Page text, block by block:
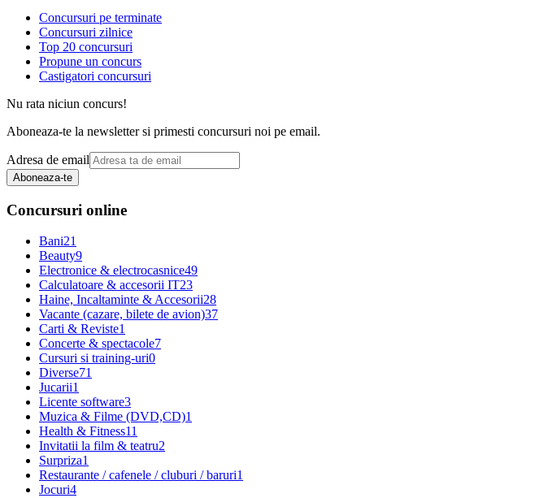
Concursuri pe terminate
Concursuri zilnice
Top 20 concursuri
Propune un concurs
Castigatori concursuri
Nu rata niciun concurs!
Aboneaza-te la newsletter si primesti concursuri noi pe email.
Adresa de email
Aboneaza-te
Concursuri online
Bani21
Beauty9
Electronice & electrocasnice49
Calculatoare & accesorii IT23
Haine, Incaltaminte & Accesorii28
Vacante (cazare, bilete de avion)37
Carti & Reviste1
Concerte & spectacole7
Cursuri si training-uri0
Diverse71
Jucarii1
Licente software3
Muzica & Filme (DVD,CD)1
Health & Fitness11
Invitatii la film & teatru2
Surpriza1
Restaurante / cafenele / cluburi / baruri1
Jocuri4